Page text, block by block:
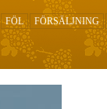
FÖL
FÖRSÄLJNING